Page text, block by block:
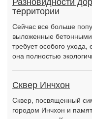
Разновидности
территории
Сейчас все больше
выложенные
требует особого ухода,
она полностью
Сквер Инчхон
Сквер, посвященный
городом Инчхон и